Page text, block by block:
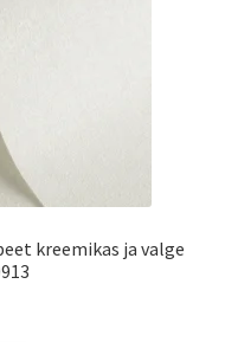
kreemikas ja valge